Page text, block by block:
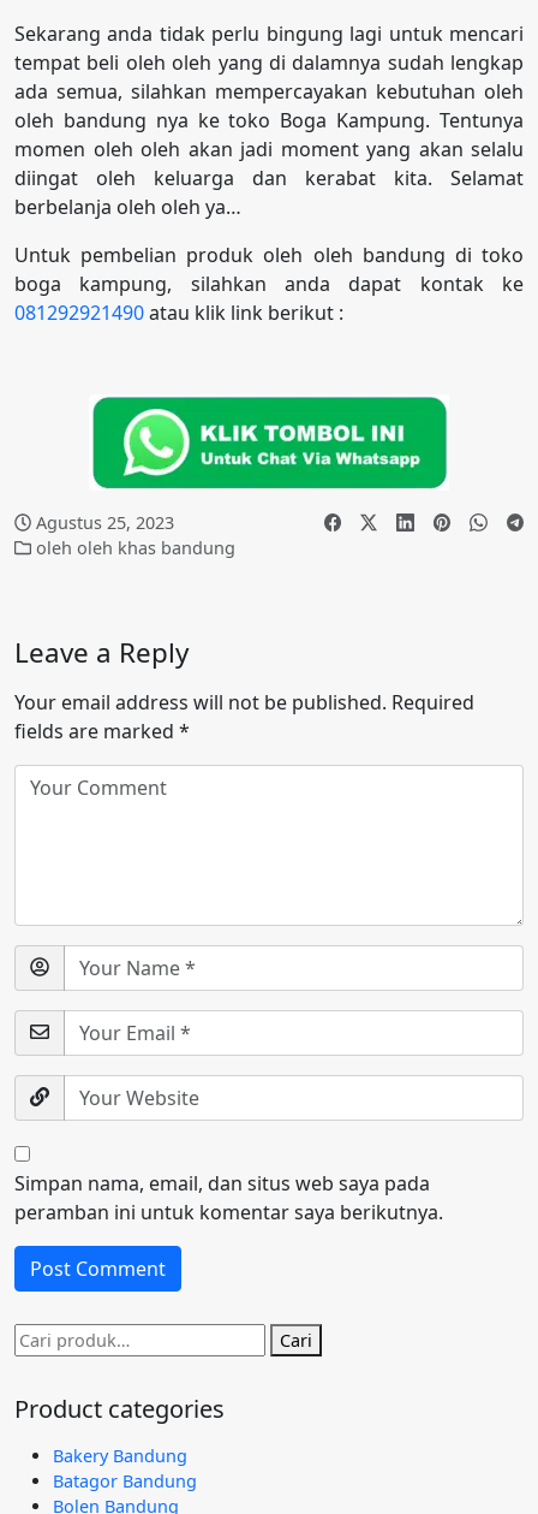
Sekarang anda tidak perlu bingung lagi untuk mencari
tempat beli oleh oleh yang di dalamnya sudah lengkap
ada semua, silahkan mempercayakan kebutuhan oleh
oleh bandung nya ke toko Boga Kampung. Tentunya
momen oleh oleh akan jadi moment yang akan selalu
diingat oleh keluarga dan kerabat kita. Selamat
berbelanja oleh oleh ya…
Untuk pembelian produk oleh oleh bandung di toko
boga kampung, silahkan anda dapat kontak ke
081292921490atau klik link berikut :
Agustus 25, 2023
oleh oleh khas bandung
Leave a Reply
Your email address will not be published. Required
fields are marked *
Simpan nama, email, dan situs web saya pada
peramban ini untuk komentar saya berikutnya.
Pencarian
untuk:
Cari
Product categories
Bakery Bandung
Batagor Bandung
Bolen Bandung